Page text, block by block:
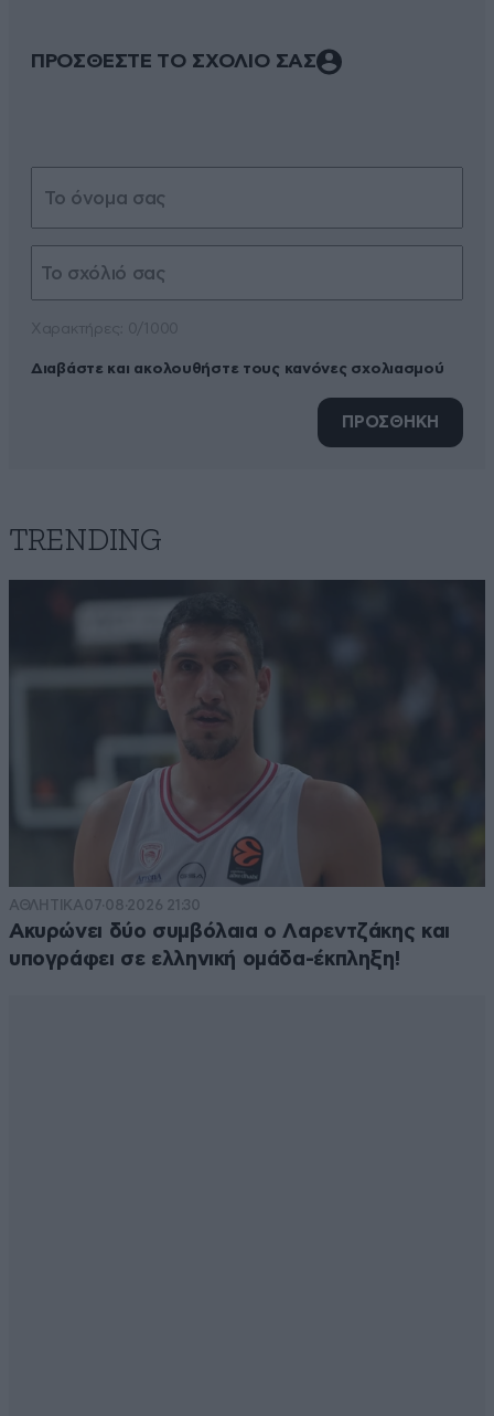
ΠΡΟΣΘΕΣΤΕ ΤΟ ΣΧΟΛΙΟ ΣΑΣ
Διαβάστε και ακολουθήστε τους κανόνες σχολιασμού
ΠΡΟΣΘΗΚΗ
TRENDING
ΑΘΛΗΤΙΚΑ07·08·2026 21:30
Ακυρώνει δύο συμβόλαια ο Λαρεντζάκης και
υπογράφει σε ελληνική ομάδα-έκπληξη!